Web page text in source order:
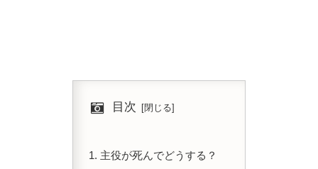
目次
主役が死んでどうする？